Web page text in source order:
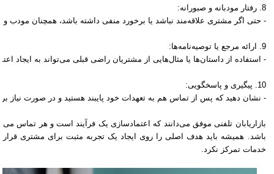
8. رفتار مودبانه و صبورانه:
- حتی اگر مشتری علاقه‌مند نباشد یا برخورد منفی داشته باشد، همچنان مودب و
9. ارائه مرجع یا توصیه‌نامه‌ها:
- استفاده از داستان‌ها یا مثال‌هایی از مشتریان راضی قبلی می‌تواند به ایجاد
10. پیگیری و پاسخگویی:
- نشان دهید که پس از تماس هم به تعهدات خود پایبند هستید و در صورت نیاز
بازاریابان تلفنی موفق می‌دانند که اعتمادسازی یک فرآیند است و هر تماس
باشد. همیشه باید هدف اصلی را روی ایجاد یک تجربه مثبت برای مشتری قرار
خدمات تمرکز نکرد.